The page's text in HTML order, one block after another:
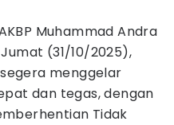
Muhammad Andra
(31/10/2025),
menggelar
dan tegas, dengan
Tidak